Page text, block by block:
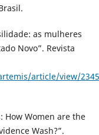
as mulheres
Novo”. Revista
article/view/2345
How Women are the
Wash?”.